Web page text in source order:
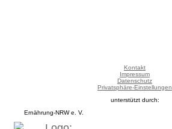
Kontakt
Impressum
Datenschutz
Privatsphäre-Einstellungen
unterstützt durch:
Ernährung-NRW e. V.